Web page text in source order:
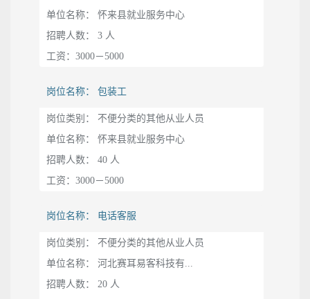
单位名称： 怀来县就业服务中心
招聘人数： 3 人
工资：3000－5000
岗位名称： 包装工
岗位类别： 不便分类的其他从业人员
单位名称： 怀来县就业服务中心
招聘人数： 40 人
工资：3000－5000
岗位名称： 电话客服
岗位类别： 不便分类的其他从业人员
单位名称： 河北赛耳易客科技有...
招聘人数： 20 人